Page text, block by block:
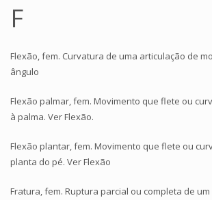
F
Flexão, fem. Curvatura de uma articulação de
ângulo
Flexão palmar, fem. Movimento que flete ou
à palma. Ver Flexão.
Flexão plantar, fem. Movimento que flete ou
planta do pé. Ver Flexão
Fratura, fem. Ruptura parcial ou completa de um